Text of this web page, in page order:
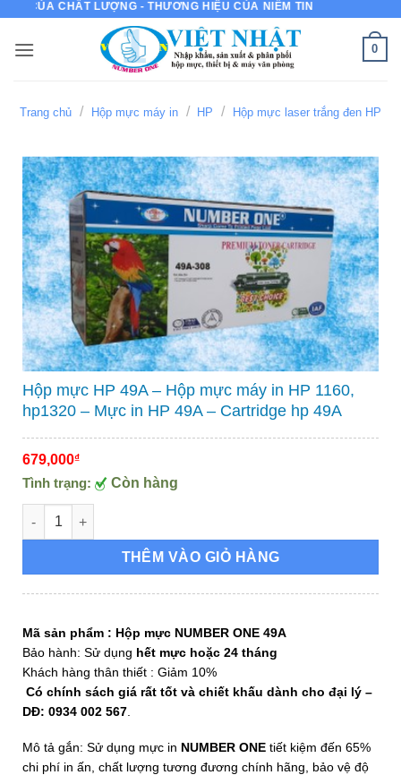
nội
LƯỢNG - THƯƠNG HIỆU CỦA NIỀM TIN
0
Trang chủ / Hộp mực máy in / HP / Hộp mực laser trắng đen HP
Hộp mực HP 49A – Hộp mực máy in HP 1160,
hp1320 – Mực in HP 49A – Cartridge hp 49A
679,000₫
Tình trạng: Còn hàng
Hộp mực HP 49A - Hộp mực máy in HP 1160, hp1320 - Mực
THÊM VÀO GIỎ HÀNG
Mã sản phẩm : Hộp mực NUMBER ONE 49A
Bảo hành: Sử dụng hết mực hoặc 24 tháng
Khách hàng thân thiết : Giảm 10%
Có chính sách giá rất tốt và chiết khấu dành cho đại lý –
DĐ: 0934 002 567
Mô tả gắn: Sử dụng mực in NUMBER ONE tiết kiệm đến 65%
chi phí in ấn, chất lượng tương đương chính hãng, bảo vệ độ